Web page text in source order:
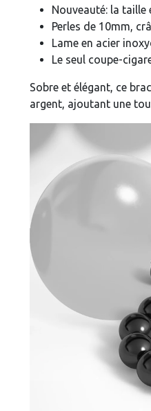
Nouveauté: la
Perles de 10mm,
Lame en acier
Le seul coupe-
Sobre et élégant, ce
argent, ajoutant une